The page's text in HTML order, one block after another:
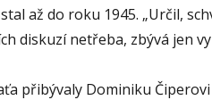
až do roku 1945. „Určil,
diskuzí netřeba, zbývá jen
přibývaly Dominiku